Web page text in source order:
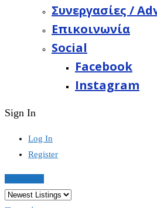
Συνεργασίες /
Επικοινωνία
Social
Facebook
Instagram
Sign In
Log In
Register